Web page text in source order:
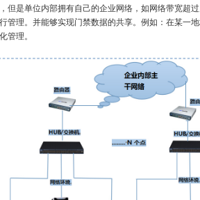
但是单位内部拥有自己的企业网络，如网络带宽超
管理。并能够实现门禁数据的共享。例如：在某一
管理。